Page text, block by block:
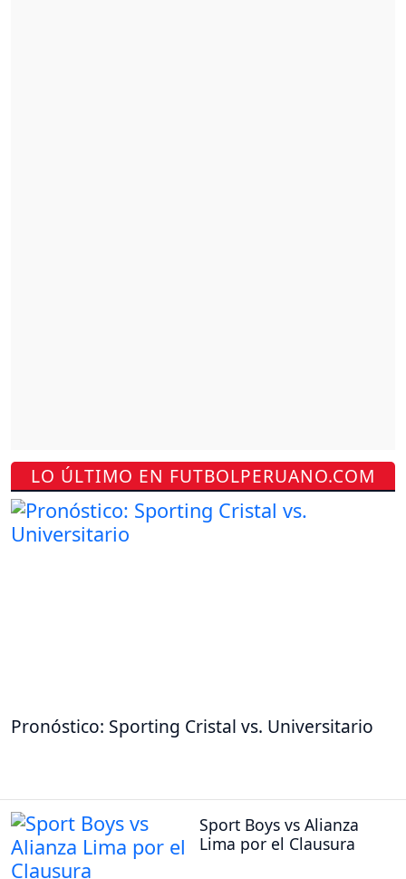
LO ÚLTIMO EN FUTBOLPERUANO.COM
Pronóstico: Sporting Cristal vs. Universitario
Sport Boys vs Alianza
Lima por el Clausura